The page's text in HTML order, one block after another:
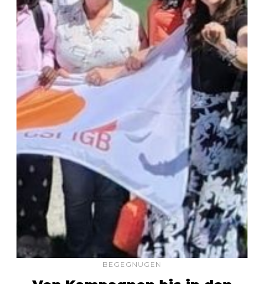
BEGEGNUGEN